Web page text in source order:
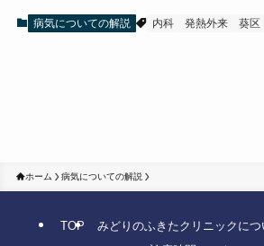
病気についての解説 内科 発熱外来 葵区
ホーム 病気についての解説
TOP みどりのふきたクリニックにつ